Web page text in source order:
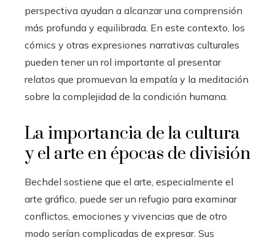
perspectiva ayudan a alcanzar una comprensión
más profunda y equilibrada. En este contexto, los
cómics y otras expresiones narrativas culturales
pueden tener un rol importante al presentar
relatos que promuevan la empatía y la meditación
sobre la complejidad de la condición humana.
La importancia de la cultura
y el arte en épocas de división
Bechdel sostiene que el arte, especialmente el
arte gráfico, puede ser un refugio para examinar
conflictos, emociones y vivencias que de otro
modo serían complicadas de expresar. Sus